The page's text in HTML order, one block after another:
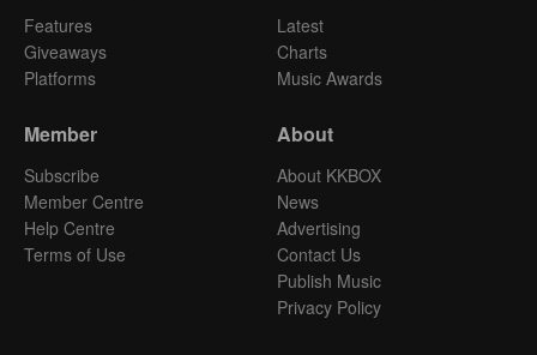
Features
Giveaways
Platforms
Latest
Charts
Music Awards
Member
Subscribe
Member Centre
Help Centre
Terms of Use
About
About KKBOX
News
Advertising
Contact Us
Publish Music
Privacy Policy